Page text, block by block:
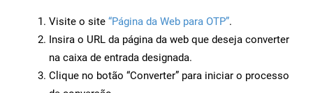
Visite o site “Página da Web para OTP”.
Insira o URL da página da web que deseja converter
na caixa de entrada designada.
Clique no botão “Converter” para iniciar o processo